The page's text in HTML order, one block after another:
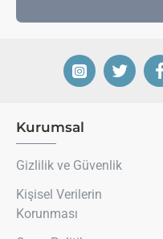
Kurumsal
Gizlilik ve Güvenlik
Kişisel Verilerin
Korunması